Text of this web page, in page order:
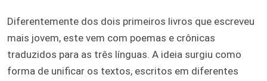
Diferentemente dos dois primeiros livros que escreveu
mais jovem, este vem com poemas e crônicas
traduzidos para as três línguas. A ideia surgiu como
forma de unificar os textos, escritos em diferentes